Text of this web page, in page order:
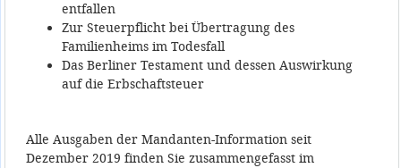
entfallen
Zur Steuerpflicht bei Übertragung des
Familienheims im Todesfall
Das Berliner Testament und dessen Auswirkung
auf die Erbschaftsteuer
Alle Ausgaben der Mandanten-Information seit
Dezember 2019 finden Sie zusammengefasst im